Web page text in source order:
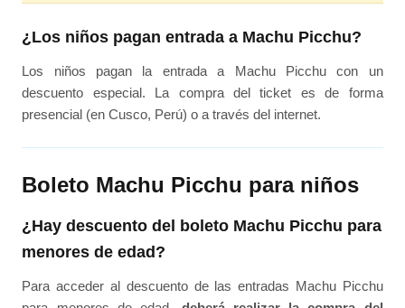
¿Los niños pagan entrada a Machu Picchu?
Los niños pagan la entrada a Machu Picchu con un
descuento especial. La compra del ticket es de forma
presencial (en Cusco, Perú) o a través del internet.
Boleto Machu Picchu para niños
¿Hay descuento del boleto Machu Picchu para
menores de edad?
Para acceder al descuento de las entradas Machu Picchu